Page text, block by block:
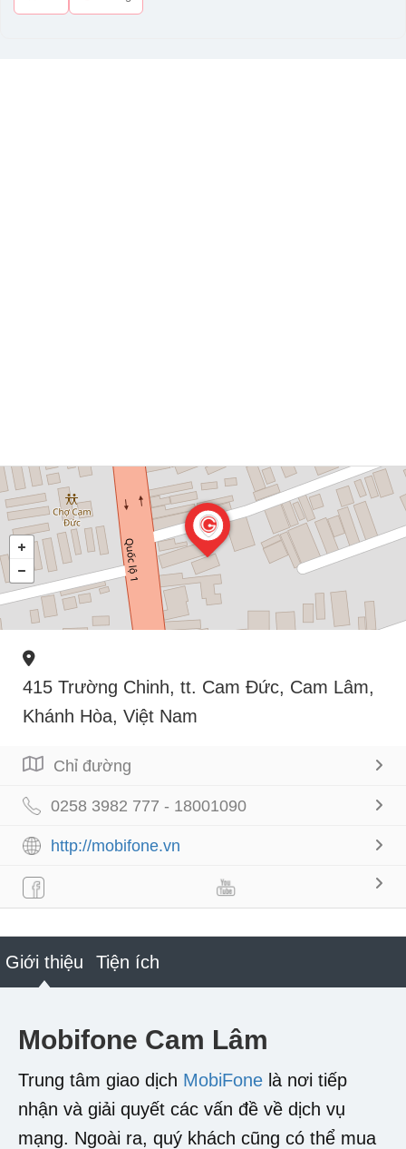
415 Trường Chinh, tt. Cam Đức, Cam Lâm,
Khánh Hòa, Việt Nam
Chỉ đường
0258 3982 777 - 18001090
http://mobifone.vn
Giới thiệu Tiện ích
Mobifone Cam Lâm
Trung tâm giao dịch MobiFone là nơi tiếp
nhận và giải quyết các vấn đề về dịch vụ
mạng. Ngoài ra, quý khách cũng có thể mua